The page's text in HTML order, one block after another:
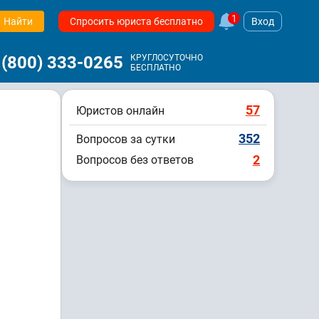
Найти Спросить юриста бесплатно 1 Вход
333-0265
КРУГЛОСУТОЧНО
БЕСПЛАТНО
Юристов онлайн 57
Вопросов за сутки 352
Вопросов без ответов 2